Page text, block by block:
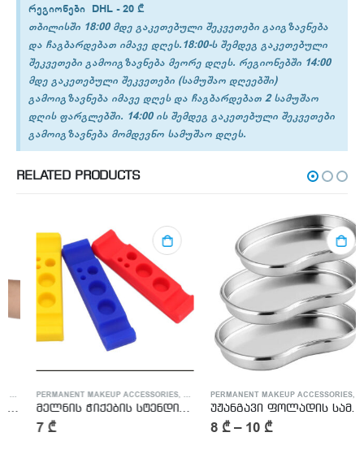
რეგიონები DHL -20 ₾
თბილისში 18:00 მდე გაკეთებული შეკვეთები გაიგზავნება
და ჩაგბარდებათ იმავე დღეს.18:00-ს შემდეგ გაკეთებული
შეკვეთები გამოიგზავნება მეორე დღეს. რეგიონებში 14:00
მდე გაკეთებული შეკვეთები (სამუშაო დღეებში)
გამოიგზავნება იმავე დღეს და ჩაგბარდებათ 2 სამუშაო
დღის ფარგლებში. 14:00 ის შემდეგ გაკეთებული შეკვეთები
გამოიგზავნება მომდევნო სამუშაო დღეს.
RELATED PRODUCTS
ACCESSORIES
PERMANENT MAKEUP ACCESSORIES,TATTOO ACCESSORIES
მელნის ჭიქების სტენდი – Inc Cup Stend
PERMANENT MAKEUP ACCESSORIES,
უჟანგავი ფოლადის სამედიცინო თასი S-M-L
–10 ₾